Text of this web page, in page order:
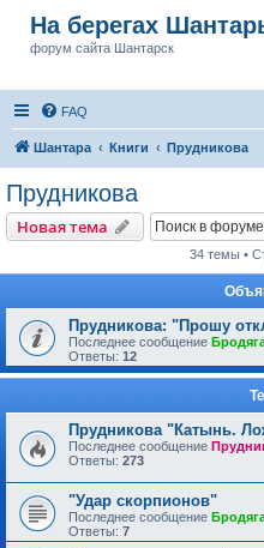
На берегах
форум сайта Шантарск
FAQ
Шантара Книги Прудникова
Прудникова
Новая тема
34 темы •
Прудникова: "Прошу
Последнее сообщение
Ответы: 12
Прудникова "Катынь.
Последнее сообщение
Ответы: 273
"Удар скорпионов"
Последнее сообщение
Ответы: 7